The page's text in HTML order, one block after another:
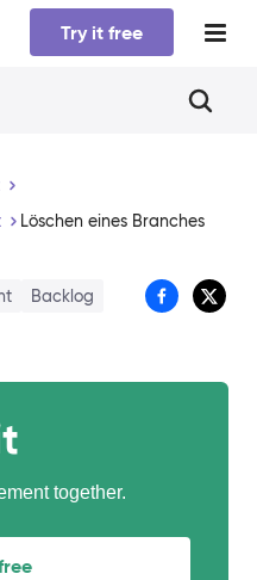
Try it free
Löschen eines Branches
Backlog
together.